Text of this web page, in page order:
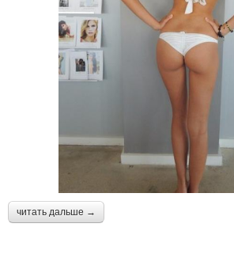
читать дальше →